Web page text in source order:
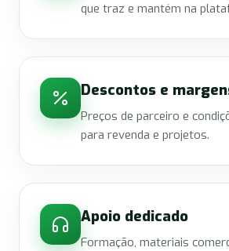
que traz e mantém na
Descontos e
Preços de parceiro e
para revenda e projetos.
Apoio dedicado
Formação, materiais